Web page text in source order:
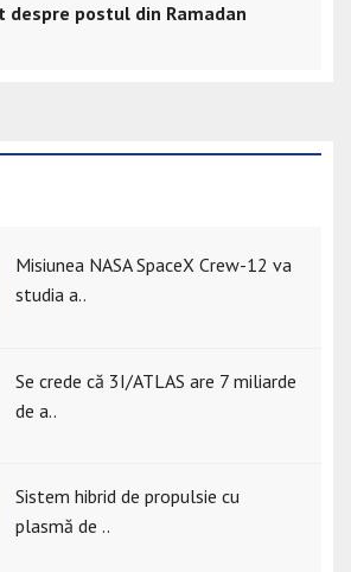
despre postul din Ramadan
Misiunea NASA SpaceX Crew-12 va
studia a..
Se crede că 3I/ATLAS are 7 miliarde
de a..
Sistem hibrid de propulsie cu
plasmă de ..